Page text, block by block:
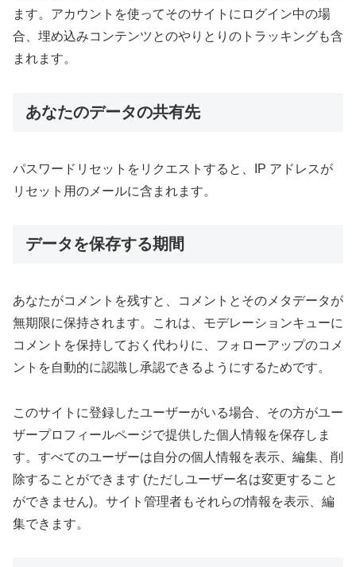
ます。アカウントを使ってそのサイトにログイン中の場
合、埋め込みコンテンツとのやりとりのトラッキングも含
まれます。
あなたのデータの共有先
パスワードリセットをリクエストすると、IP アドレスが
リセット用のメールに含まれます。
データを保存する期間
あなたがコメントを残すと、コメントとそのメタデータが
無期限に保持されます。これは、モデレーションキューに
コメントを保持しておく代わりに、フォローアップのコメ
ントを自動的に認識し承認できるようにするためです。
このサイトに登録したユーザーがいる場合、その方がユー
ザープロフィールページで提供した個人情報を保存しま
す。すべてのユーザーは自分の個人情報を表示、編集、削
除することができます (ただしユーザー名は変更すること
ができません)。サイト管理者もそれらの情報を表示、編
集できます。